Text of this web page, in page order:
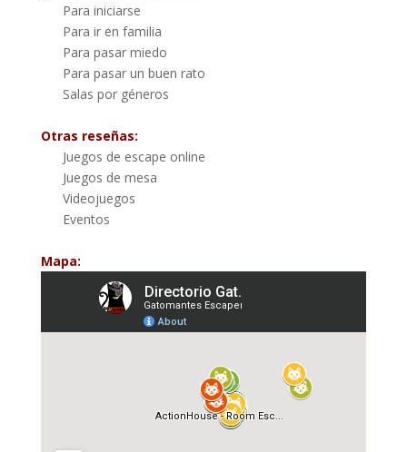
Para iniciarse
Para ir en familia
Para pasar miedo
Para pasar un buen rato
Salas por géneros
Otras reseñas:
Juegos de escape online
Juegos de mesa
Videojuegos
Eventos
Mapa: